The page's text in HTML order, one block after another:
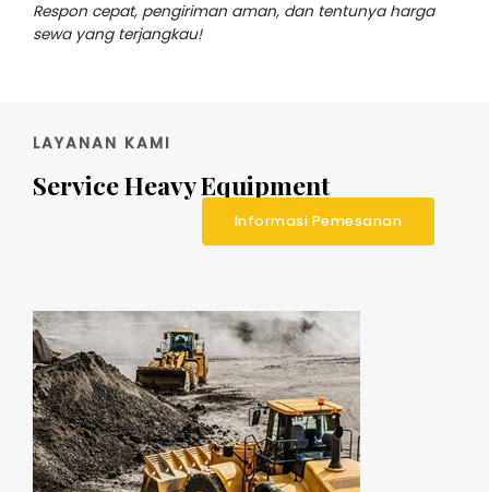
Respon cepat, pengiriman aman, dan tentunya harga
sewa yang terjangkau!
LAYANAN KAMI
Service Heavy Equipment
Informasi Pemesanan